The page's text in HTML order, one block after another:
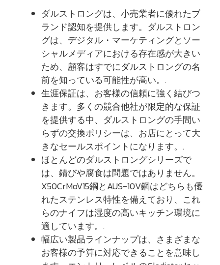
ダルストロングは、小売業者に優れたブ
ランド認知を提供します。ダルストロン
グは、デジタル・マーケティングとソー
シャルメディアにおける存在感が大きい
ため、顧客はすでにダルストロングの名
前を知っている可能性が高い。.
生涯保証は、お客様の信頼に強く結びつ
きます。多くの競合他社が限定的な保証
を提供する中、ダルストロングの手間い
らずの交換ポリシーは、お店にとって大
きなセールスポイントになります。.
ほとんどのダルストロングシリーズで
は、錆びや腐食は問題ではありません。
X50CrMoV15鋼とAUS-10V鋼はどちらも優
れたステンレス特性を備えており、これ
らのナイフは湿度の高いキッチン環境に
適しています。.
幅広い製品ラインナップは、さまざまな
お客様の予算に対応できることを意味し